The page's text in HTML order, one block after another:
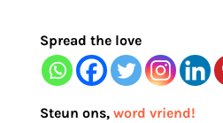
Spread the love
Steun ons, word vriend!